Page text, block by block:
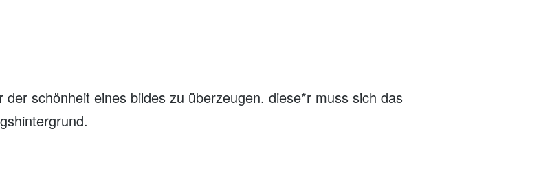
schönheit eines bildes zu überzeugen. diese*r muss sich das